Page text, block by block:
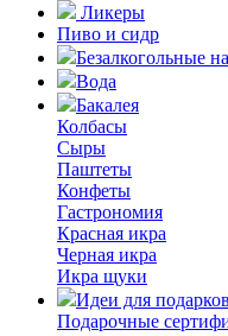
Ликеры
Пиво и сидр
Безалкогольные
Вода
Бакалея
Колбасы
Сыры
Паштеты
Конфеты
Гастрономия
Красная икра
Черная икра
Икра щуки
Идеи для подарков
Подарочные